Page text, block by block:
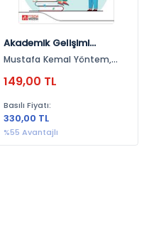
Akademik Gelişimi
Desteklemede Rehberlik
Mustafa Kemal Yöntem,
Tonga, Yunus Hayran,
Köksal, Yusuf Sarıkaya,
Ömer Özer, Mustafa
Aydoğan, Tansel Yazıcıoğlu
149,00 TL
Basılı Fiyatı:
330,00 TL
%55 Avantajlı